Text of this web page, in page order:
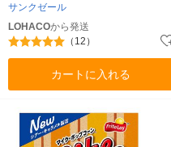
サンクゼール
LOHACOから発送
（12）
カートに入れる